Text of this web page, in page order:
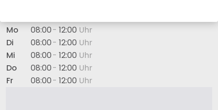
Mo 08:00
12:00
Di
08:00
12:00
Mi
08:00
12:00
Do
08:00
12:00
Fr
08:00 12:00